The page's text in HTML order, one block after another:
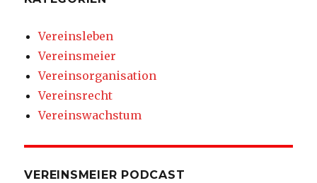
Vereinsleben
Vereinsmeier
Vereinsorganisation
Vereinsrecht
Vereinswachstum
VEREINSMEIER PODCAST